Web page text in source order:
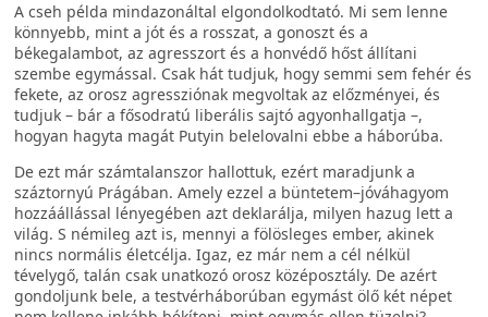
A cseh példa mindazonáltal elgondolkodtató. Mi sem lenne
könnyebb, mint a jót és a rosszat, a gonoszt és a
békegalambot, az agresszort és a honvédő hőst állítani
szembe egymással. Csak hát tudjuk, hogy semmi sem fehér és
fekete, az orosz agressziónak megvoltak az előzményei, és
tudjuk – bár a fősodratú liberális sajtó agyonhallgatja –,
hogyan hagyta magát Putyin belelovalni ebbe a háborúba.
De ezt már számtalanszor hallottuk, ezért maradjunk a
száztornyú Prágában. Amely ezzel a büntetem–jóváhagyom
hozzáállással lényegében azt deklarálja, milyen hazug lett a
világ. S némileg azt is, mennyi a fölösleges ember, akinek
nincs normális életcélja. Igaz, ez már nem a cél nélkül
tévelygő, talán csak unatkozó orosz középosztály. De azért
gondoljunk bele, a testvérháborúban egymást ölő két népet